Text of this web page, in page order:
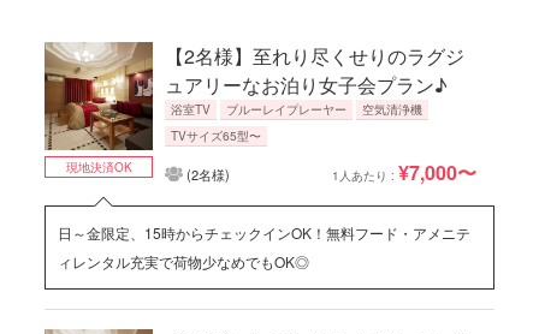
【2名様】至れり尽くせりのラグジ
ュアリーなお泊り女子会プラン♪
浴室TV ブルーレイプレーヤー
空気清浄機
TVサイズ65型〜
(2名様) 1人あたり : ¥7,000〜
現地決済OK
日～金限定、15時からチェックインOK！無料フード・アメニテ
ィレンタル充実で荷物少なめでもOK◎